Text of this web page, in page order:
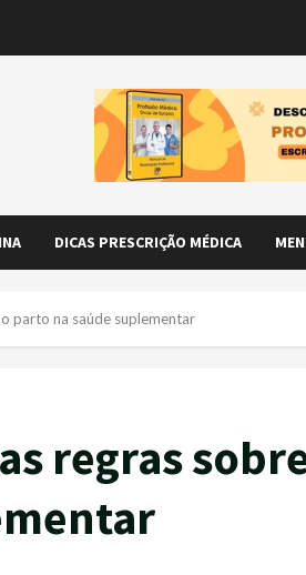
DICAS PRESCRIÇÃO MÉDICA
parto na saúde suplementar
regras